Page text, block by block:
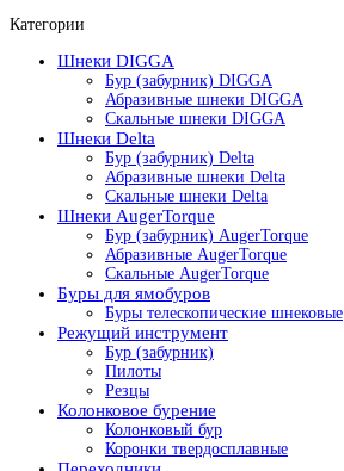
Категории
Шнеки DIGGA
Бур (забурник) DIGGA
Абразивные шнеки DIGGA
Скальные шнеки DIGGA
Шнеки Delta
Бур (забурник) Delta
Абразивные шнеки Delta
Скальные шнеки Delta
Шнеки AugerTorque
Бур (забурник) AugerTorque
Абразивные AugerTorque
Скальные AugerTorque
Буры для ямобуров
Буры телескопические шнековые
Режущий инструмент
Бур (забурник)
Пилоты
Резцы
Колонковое бурение
Колонковый бур
Коронки твердосплавные